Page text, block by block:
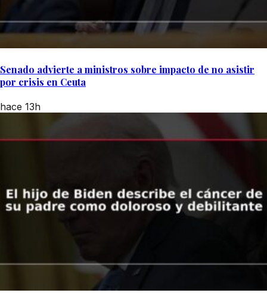
Senado advierte a ministros sobre impacto de no asistir
por crisis en Ceuta
hace 13h